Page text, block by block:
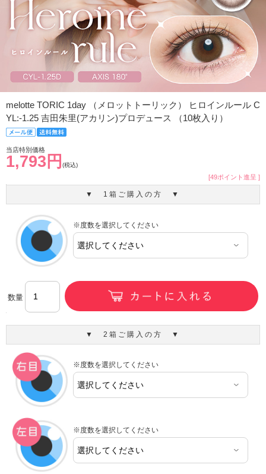
melotte TORIC 1day （メロットトーリック） ヒロインルール C
YL:-1.25 吉田朱里(アカリン)プロデュース （10枚入り）
当店特別価格
1,793円 (税込)
[49ポイント進呈 ]
▼ 1箱ご購入の方 ▼
※度数を選択してください
数量
▼ 2箱ご購入の方 ▼
※度数を選択してください
※度数を選択してください